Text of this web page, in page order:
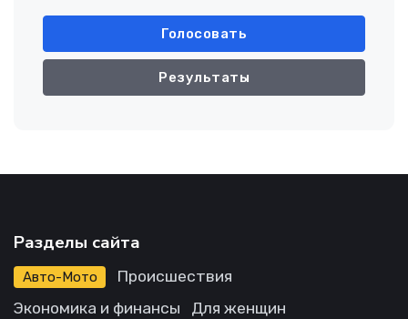
Голосовать
Результаты
Разделы сайта
Авто-Мото
Происшествия
Экономика и финансы
Для женщин